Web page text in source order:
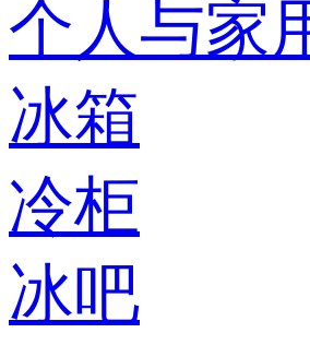
个人与家
冰箱
冷柜
冰吧